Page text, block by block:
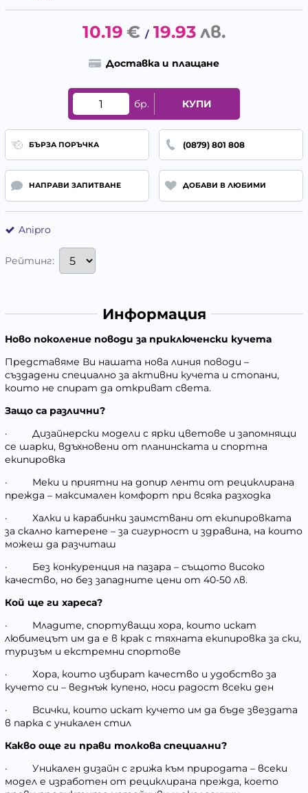
10.19 € / 19.93 лв.
Доставка и плащане
бр. КУПИ
БЪРЗА ПОРЪЧКА (0879) 801 808
НАПРАВИ ЗАПИТВАНЕ ДОБАВИ В ЛЮБИМИ
Anipro
Рейтинг:
Информация
Ново поколение поводи за приключенски кучета
Представяме Ви нашата нова линия поводи –
създадени специално за активни кучета и стопани,
които не спират да откриват света.
Защо са различни?
·
Дизайнерски модели с ярки цветове и запомнящи
се шарки, вдъхновени от планинската и спортна
екипировка
·
Меки и приятни на допир ленти от рециклирана
прежда – максимален комфорт при всяка разходка
·
Халки и карабинки заимствани от екипировката
за скално катерене – за сигурност и здравина, на които
можеш да разчиташ
·
Без конкуренция на пазара – същото високо
качество, но без западните цени от 40-50 лв.
Кой ще ги хареса?
·
Младите, спортуващи хора, които искат
любимецът им да е в крак с тяхната екипировка за ски,
туризъм и екстремни спортове
·
Хора, които избират качество и удобство за
кучето си – веднъж купено, носи радост всеки ден
·
Всички, които искат кучето им да бъде звездата
в парка с уникален стил
Какво още ги прави толкова специални?
·
Уникален дизайн с грижа към природата – всеки
модел е изработен от рециклирана прежда, което